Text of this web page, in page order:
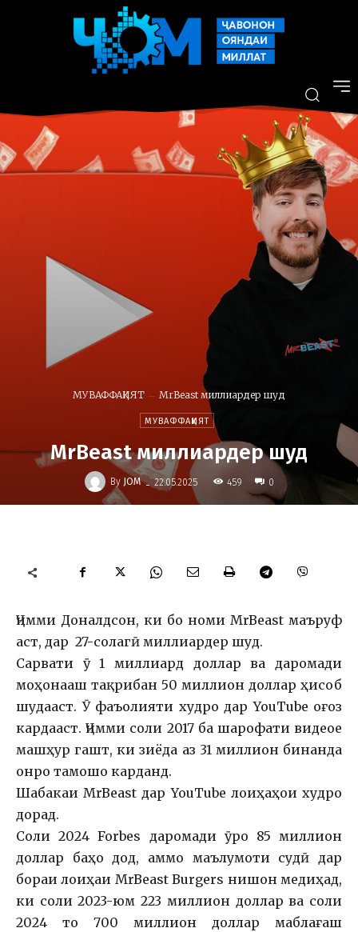
МУВАФФАҚИЯТ MrBeast миллиардер шуд
МУВАФФАҚИЯТ
MrBeast миллиардер шуд
By JOM - 22.05.2025 459 0
Ҷимми Доналдсон, ки бо номи MrBeast маъруф
аст, дар 27-солагӣ миллиардер шуд.
Сарвати ӯ 1 миллиард доллар ва даромади
моҳонааш тақрибан 50 миллион доллар ҳисоб
шудааст. Ӯ фаъолияти худро дар YouTube оғоз
кардааст. Ҷимми соли 2017 ба шарофати видеое
машҳур гашт, ки зиёда аз 31 миллион бинанда
онро тамошо карданд.
Шабакаи MrBeast дар YouTube лоиҳаҳои худро
дорад.
Соли 2024 Forbes даромади ӯро 85 миллион
доллар баҳо дод, аммо маълумоти судӣ дар
бораи лоиҳаи MrBeast Burgers нишон медиҳад,
ки соли 2023-юм 223 миллион доллар ва соли
2024 то 700 миллион доллар маблағаш